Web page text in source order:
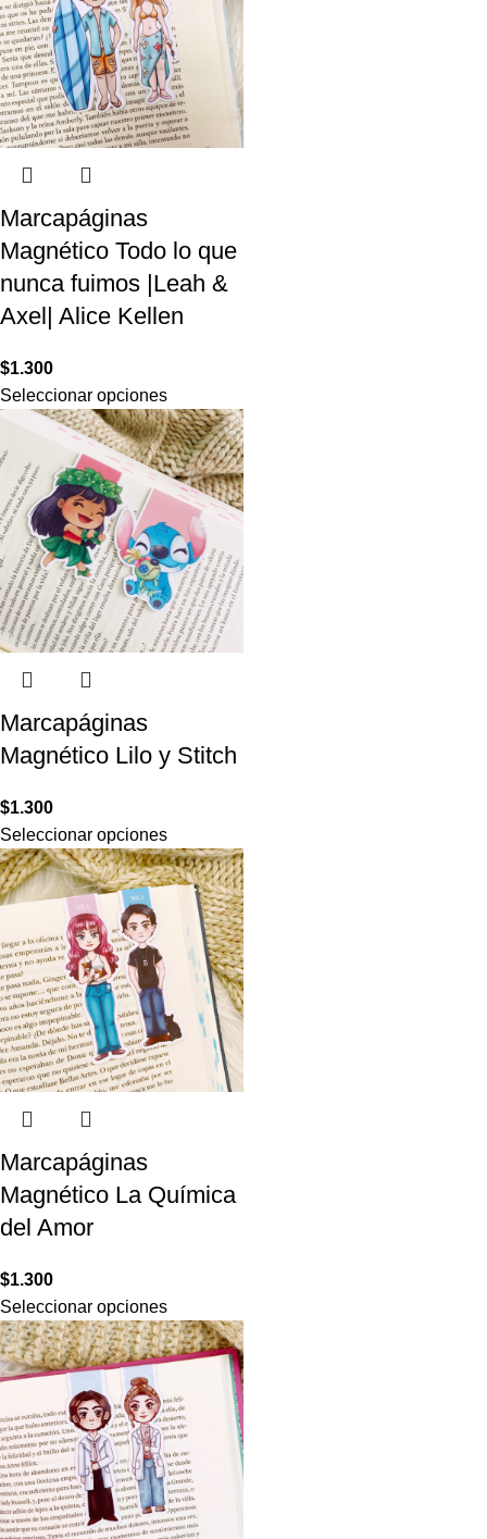
Marcapáginas
Magnético Todo lo que
nunca fuimos |Leah &
Axel| Alice Kellen
$1.300
Seleccionar opciones
Marcapáginas
Magnético Lilo y Stitch
$1.300
Seleccionar opciones
Marcapáginas
Magnético La Química
del Amor
$1.300
Seleccionar opciones